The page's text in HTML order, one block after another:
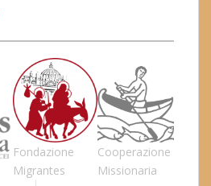
Fondazione
Migrantes
Cooperazione
Missionaria